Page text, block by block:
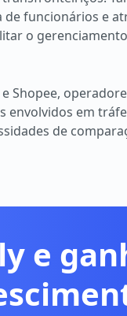
funcionários e
o
Shopee,
envolvidos em
de
e